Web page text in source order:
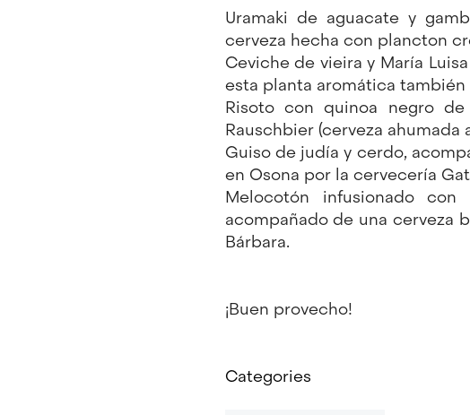
Uramaki de aguacate y
cerveza hecha con plancton
Ceviche de vieira y María
esta planta aromática también
Risoto con quinoa negro
Rauschbier (cerveza ahumada
Guiso de judía y cerdo,
en Osona por la cervecería
Melocotón infusionado
acompañado de una cerveza
Bárbara.
¡Buen provecho!
Categories